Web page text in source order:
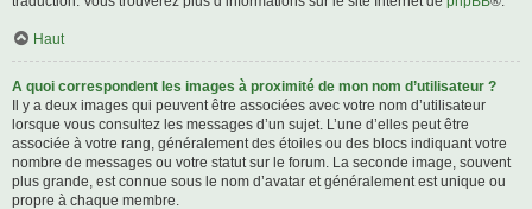
Haut
A quoi correspondent les images à proximité de mon nom d’utilisateur ?
Il y a deux images qui peuvent être associées avec votre nom d’utilisateur
lorsque vous consultez les messages d’un sujet. L’une d’elles peut être
associée à votre rang, généralement des étoiles ou des blocs indiquant votre
nombre de messages ou votre statut sur le forum. La seconde image, souvent
plus grande, est connue sous le nom d’avatar et généralement est unique ou
propre à chaque membre.